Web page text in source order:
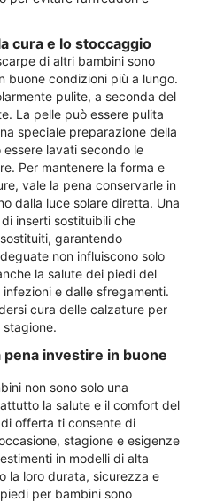
cura e lo stoccaggio
di altri bambini sono
buone condizioni più a lungo.
pulite, a seconda del
La pelle può essere pulita
speciale preparazione della
lavati secondo le
Per mantenere la forma e
vale la pena conservarle in
dalla luce solare diretta. Una
inserti sostituibili che
garantendo
non influiscono solo
la salute dei piedi del
e dalle sfregamenti.
cura delle calzature per
pena investire in buone
non sono solo una
la salute e il comfort del
offerta ti consente di
stagione e esigenze
in modelli di alta
la loro durata, sicurezza e
per bambini sono